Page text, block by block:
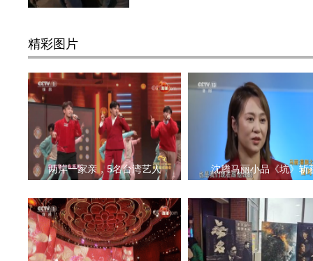
精彩图片
两岸一家亲，5名台湾艺人 沈腾马丽小品《坑》斩